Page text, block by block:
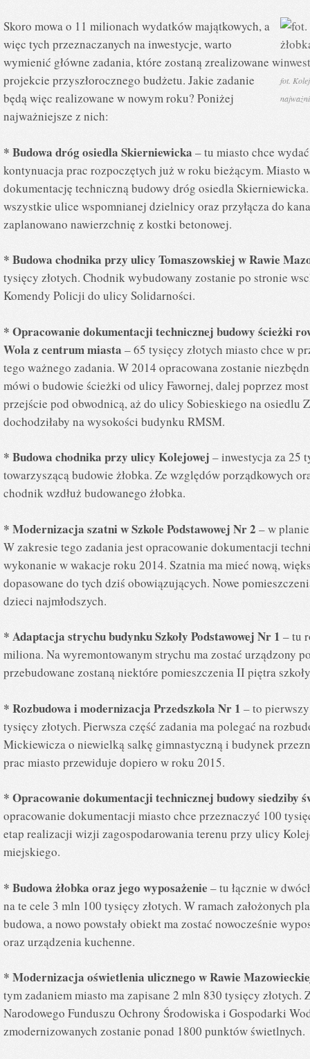
fot.
Skoro mowa o 11 milionach wydatków majątkowych, a
więc tych przeznaczanych na inwestycje, warto
wymienić główne zadania, które zostaną zrealizowane w
projekcie przyszłorocznego budżetu. Jakie zadanie
będą więc realizowane w nowym roku? Poniżej
najważniejsze z nich:
* Budowa dróg osiedla Skierniewicka – tu miasto chce
kontynuacja prac rozpoczętych już w roku bieżącym. Miasto
dokumentację techniczną budowy dróg osiedla
wszystkie ulice wspomnianej dzielnicy oraz przyłącza do
zaplanowano nawierzchnię z kostki betonowej.
* Budowa chodnika przy ulicy Tomaszowskiej w Rawie
tysięcy złotych. Chodnik wybudowany zostanie po stronie
Komendy Policji do ulicy Solidarności.
* Opracowanie dokumentacji technicznej budowy ścieżki
Wola z centrum miasta – 65 tysięcy złotych miasto chce w
tego ważnego zadania. W 2014 opracowana zostanie
mówi o budowie ścieżki od ulicy Fawornej, dalej poprzez
przejście pod obwodnicą, aż do ulicy Sobieskiego na osiedlu
dochodziłaby na wysokości budynku RMSM.
* Budowa chodnika przy ulicy Kolejowej – inwestycja za 25
towarzyszącą budowie żłobka. Ze względów porządkowych
chodnik wzdłuż budowanego żłobka.
* Modernizacja szatni w Szkole Podstawowej Nr 2 – w
W zakresie tego zadania jest opracowanie dokumentacji
wykonanie w wakacje roku 2014. Szatnia ma mieć nową,
dopasowane do tych dziś obowiązujących. Nowe
dzieci najmłodszych.
* Adaptacja strychu budynku Szkoły Podstawowej Nr 1 – tu
miliona. Na wyremontowanym strychu ma zostać urządzony
przebudowane zostaną niektóre pomieszczenia II piętra
* Rozbudowa i modernizacja Przedszkola Nr 1 – to
tysięcy złotych. Pierwsza część zadania ma polegać na
Mickiewicza o niewielką salkę gimnastyczną i budynek
prac miasto przewiduje dopiero w roku 2015.
* Opracowanie dokumentacji technicznej budowy siedziby
opracowanie dokumentacji miasto chce przeznaczyć 100
etap realizacji wizji zagospodarowania terenu przy ulicy
miejskiego.
* Budowa żłobka oraz jego wyposażenie – tu łącznie w
na te cele 3 mln 100 tysięcy złotych. W ramach założonych
budowa, a nowo powstały obiekt ma zostać nowocześnie
oraz urządzenia kuchenne.
* Modernizacja oświetlenia ulicznego w Rawie
tym zadaniem miasto ma zapisane 2 mln 830 tysięcy złotych.
Narodowego Funduszu Ochrony Środowiska i Gospodarki
zmodernizowanych zostanie ponad 1800 punktów świetlnych.